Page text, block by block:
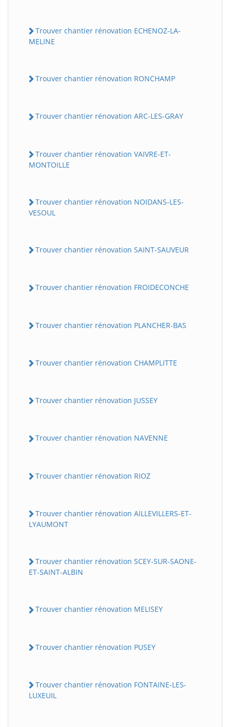
Trouver chantier rénovation ECHENOZ-LA-
MELINE
Trouver chantier rénovation RONCHAMP
Trouver chantier rénovation ARC-LES-GRAY
Trouver chantier rénovation VAIVRE-ET-
MONTOILLE
Trouver chantier rénovation NOIDANS-LES-
VESOUL
Trouver chantier rénovation SAINT-SAUVEUR
Trouver chantier rénovation FROIDECONCHE
Trouver chantier rénovation PLANCHER-BAS
Trouver chantier rénovation CHAMPLITTE
Trouver chantier rénovation JUSSEY
Trouver chantier rénovation NAVENNE
Trouver chantier rénovation RIOZ
Trouver chantier rénovation AILLEVILLERS-ET-
LYAUMONT
Trouver chantier rénovation SCEY-SUR-SAONE-
ET-SAINT-ALBIN
Trouver chantier rénovation MELISEY
Trouver chantier rénovation PUSEY
Trouver chantier rénovation FONTAINE-LES-
LUXEUIL